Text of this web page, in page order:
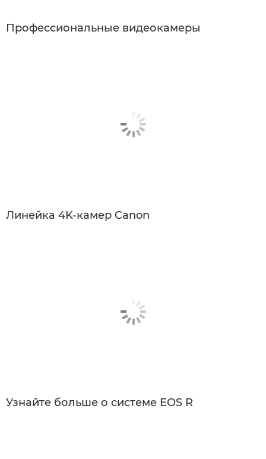
Профессиональные видеокамеры
Линейка 4K-камер Canon
Узнайте больше о системе EOS R